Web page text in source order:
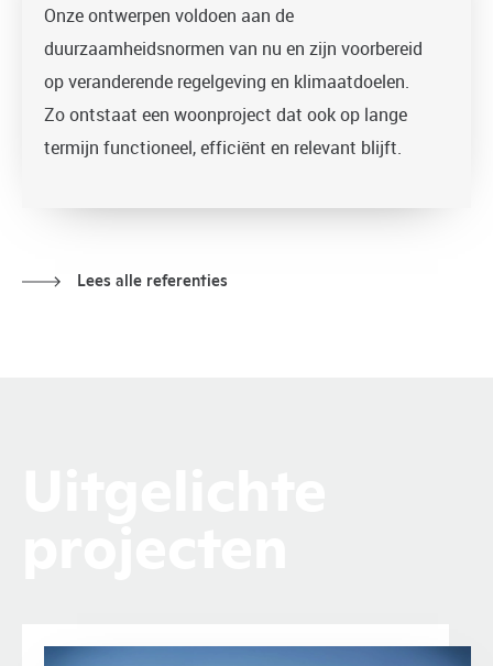
Onze ontwerpen voldoen aan de
duurzaamheidsnormen van nu en zijn voorbereid
op veranderende regelgeving en klimaatdoelen.
Zo ontstaat een woonproject dat ook op lange
termijn functioneel, efficiënt en relevant blijft.
Lees alle referenties